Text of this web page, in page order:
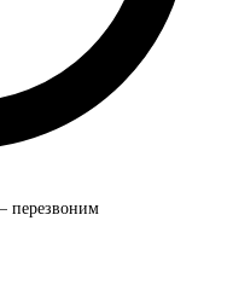
перезвоним